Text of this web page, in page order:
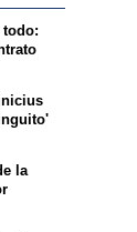
todo:
la